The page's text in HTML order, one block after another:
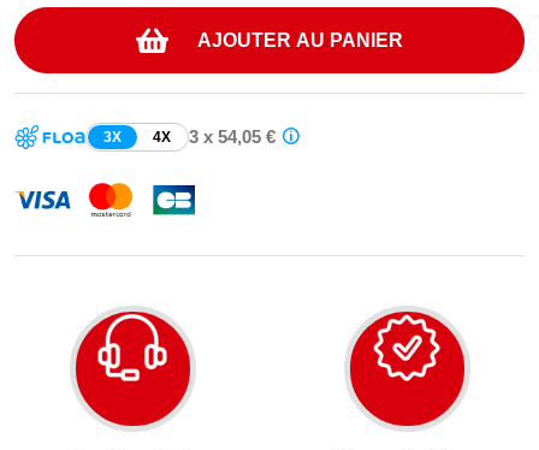
AJOUTER AU PANIER
3X 4X 3 x 54,05 €